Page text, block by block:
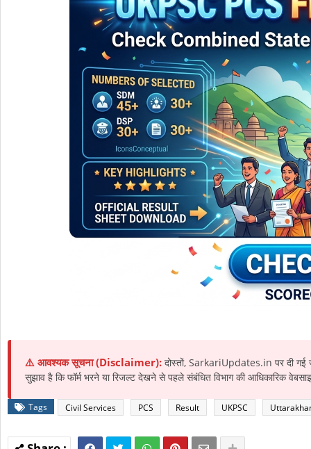
⚠️ आवश्यक सूचना (Disclaimer): दोस्तों, SarkariUpdates.in पर दी गई
सुझाव है कि फॉर्म भरने या रिजल्ट देखने से पहले संबंधित विभाग की आधिकारिक
Tags Civil Services PCS Result UKPSC